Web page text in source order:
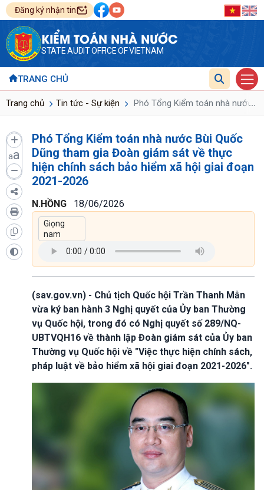
Đăng ký nhận tin
KIỂM TOÁN NHÀ NƯỚC
STATE AUDIT OFFICE OF VIETNAM
TRANG CHỦ
Trang chủ Tin tức - Sự kiện Phó Tổng Kiểm toán nhà nước...
aa
Phó Tổng Kiểm toán nhà nước Bùi Quốc
Dũng tham gia Đoàn giám sát về thực
hiện chính sách bảo hiểm xã hội giai đoạn
2021-2026
N.HỒNG 18/06/2026
(sav.gov.vn) - Chủ tịch Quốc hội Trần Thanh Mẫn
vừa ký ban hành 3 Nghị quyết của Ủy ban Thường
vụ Quốc hội, trong đó có Nghị quyết số 289/NQ-
UBTVQH16 về thành lập Đoàn giám sát của Ủy ban
Thường vụ Quốc hội về "Việc thực hiện chính sách,
pháp luật về bảo hiểm xã hội giai đoạn 2021-2026".